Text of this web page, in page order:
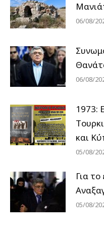
06/08/
06/08/
1973:
και
05/08/
Για
05/08/